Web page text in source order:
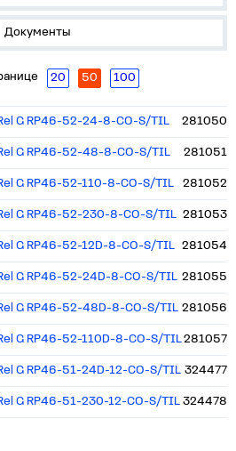
Документы
20 50 100
G RP46-52-24-8-CO-S/TIL 281050
G RP46-52-48-8-CO-S/TIL 281051
G RP46-52-110-8-CO-S/TIL 281052
G RP46-52-230-8-CO-S/TIL 281053
G RP46-52-12D-8-CO-S/TIL 281054
G RP46-52-24D-8-CO-S/TIL 281055
G RP46-52-48D-8-CO-S/TIL 281056
G RP46-52-110D-8-CO-S/TIL281057
G RP46-51-24D-12-CO-S/TIL 324477
G RP46-51-230-12-CO-S/TIL 324478